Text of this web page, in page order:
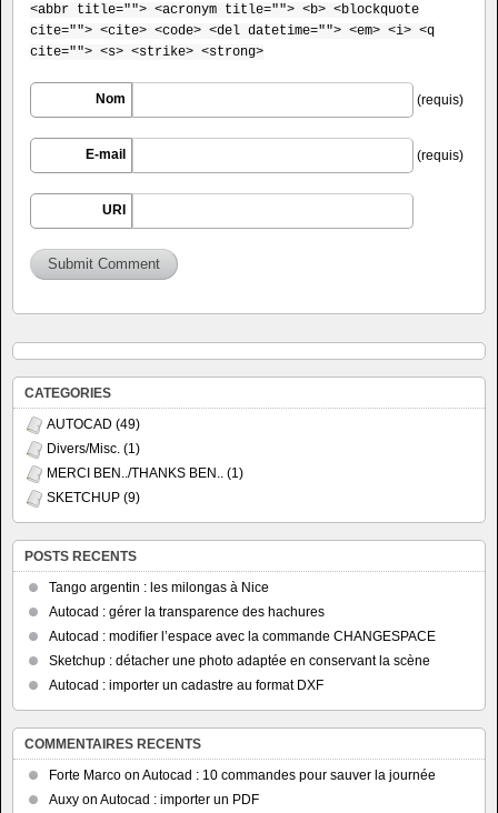
<abbr title=""> <acronym title=""> <b> <blockquote
cite=""> <cite> <code> <del datetime=""> <em> <i> <q
cite=""> <s> <strike> <strong>
Nom (requis)
E-mail (requis)
URI
CATEGORIES
AUTOCAD (49)
Divers/Misc. (1)
MERCI BEN../THANKS BEN.. (1)
SKETCHUP (9)
POSTS RECENTS
Tango argentin : les milongas à Nice
Autocad : gérer la transparence des hachures
Autocad : modifier l’espace avec la commande CHANGESPACE
Sketchup : détacher une photo adaptée en conservant la scène
Autocad : importer un cadastre au format DXF
COMMENTAIRES RECENTS
Forte Marco on Autocad : 10 commandes pour sauver la journée
Auxy on Autocad : importer un PDF